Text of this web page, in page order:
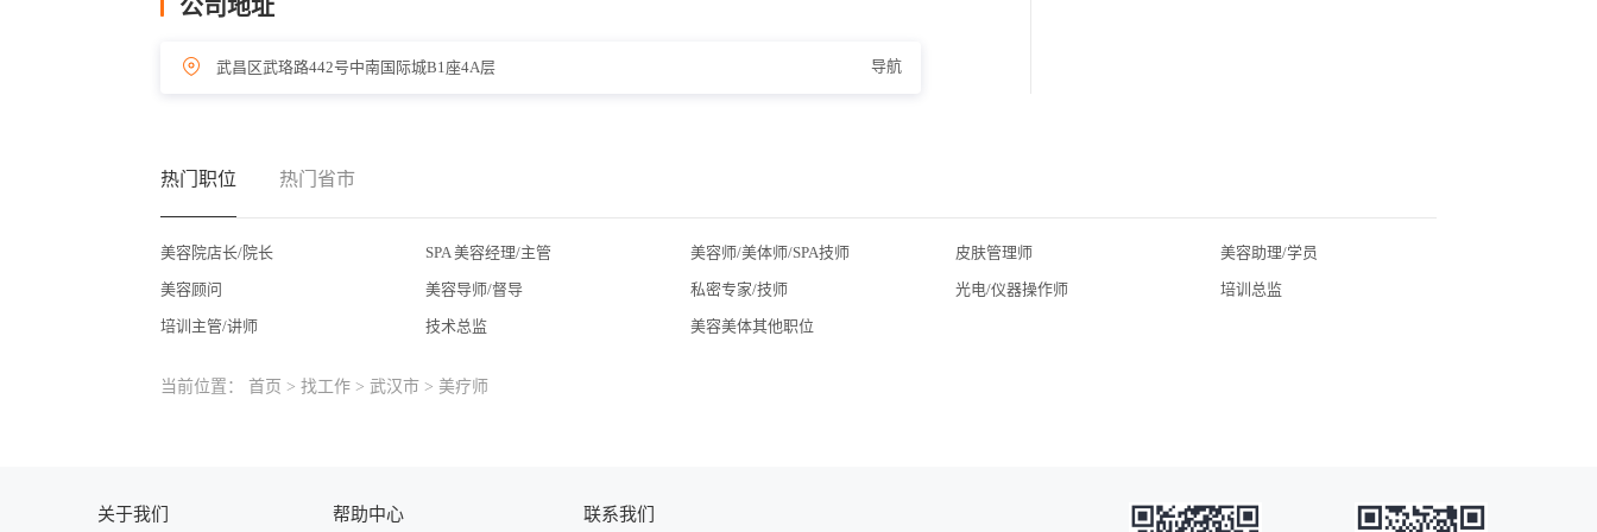
公司地址
武昌区武珞路442号中南国际城B1座4A层 导航
热门职位 热门省市
美容院店长/院长 SPA 美容经理/主管 美容师/美体师/SPA技师 皮肤管理师 美容助理/学员
美容顾问 美容导师/督导 私密专家/技师 光电/仪器操作师 培训总监
培训主管/讲师 技术总监 美容美体其他职位
昆明酒店招聘
当前位置： 首页 > 找工作 > 武汉市 > 美疗师
关于我们 帮助中心 联系我们